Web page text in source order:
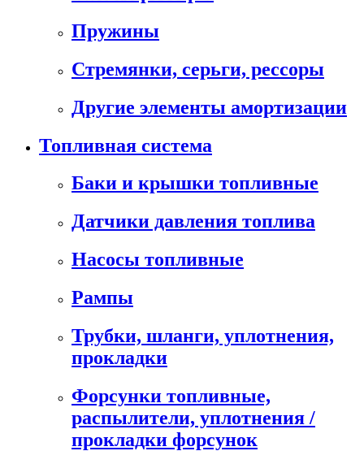
Пружины
Стремянки, серьги, рессоры
Другие элементы амортизации
Топливная система
Баки и крышки топливные
Датчики давления топлива
Насосы топливные
Рампы
Трубки, шланги, уплотнения,
прокладки
Форсунки топливные,
распылители, уплотнения /
прокладки форсунок